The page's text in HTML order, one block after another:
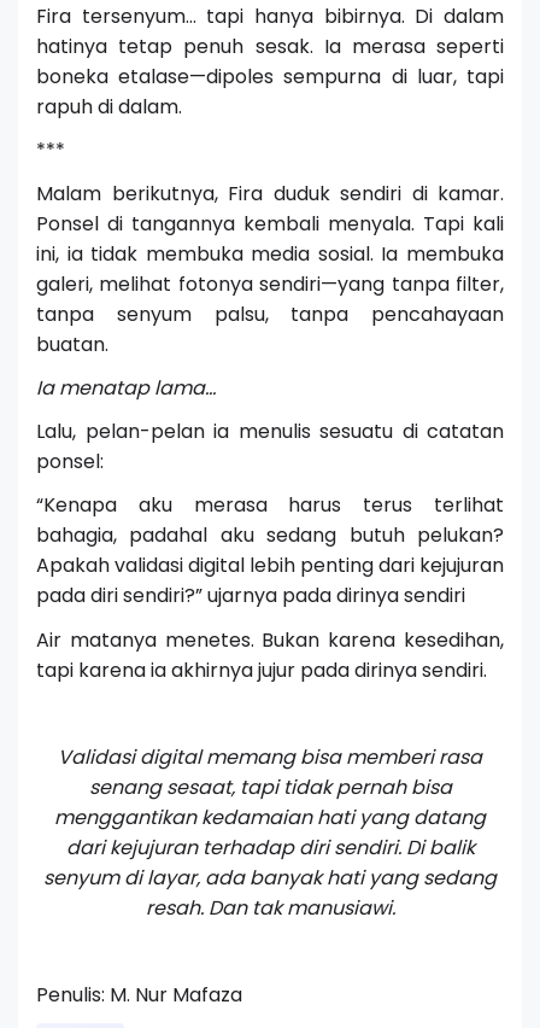
Fira tersenyum… tapi hanya bibirnya. Di dalam
hatinya tetap penuh sesak. Ia merasa seperti
boneka etalase—dipoles sempurna di luar, tapi
rapuh di dalam.
***
Malam berikutnya, Fira duduk sendiri di kamar.
Ponsel di tangannya kembali menyala. Tapi kali
ini, ia tidak membuka media sosial. Ia membuka
galeri, melihat fotonya sendiri—yang tanpa filter,
tanpa senyum palsu, tanpa pencahayaan
buatan.
Ia menatap lama…
Lalu, pelan-pelan ia menulis sesuatu di catatan
ponsel:
“Kenapa aku merasa harus terus terlihat
bahagia, padahal aku sedang butuh pelukan?
Apakah validasi digital lebih penting dari kejujuran
pada diri sendiri?” ujarnya pada dirinya sendiri
Air matanya menetes. Bukan karena kesedihan,
tapi karena ia akhirnya jujur pada dirinya sendiri.
Validasi digital memang bisa memberi rasa
senang sesaat, tapi tidak pernah bisa
menggantikan kedamaian hati yang datang
dari kejujuran terhadap diri sendiri. Di balik
senyum di layar, ada banyak hati yang sedang
resah. Dan tak manusiawi.
Penulis: M. Nur Mafaza